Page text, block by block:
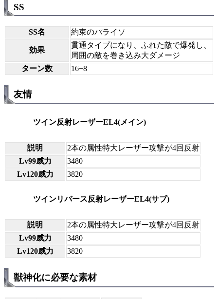
SS
SS名 約束のパライソ
効果
貫通タイプになり、ふれた敵で爆発し、
周囲の敵を巻き込み大ダメージ
ターン数
16+8
友情
ツイン反射レーザーEL4(メイン)
説明
2本の属性特大レーザー攻撃が4回反射
Lv99威力
3480
Lv120威力
3820
ツインリバース反射レーザーEL4(サブ)
説明
2本の属性特大レーザー攻撃が4回反射
Lv99威力
3480
Lv120威力
3820
獣神化に必要な素材